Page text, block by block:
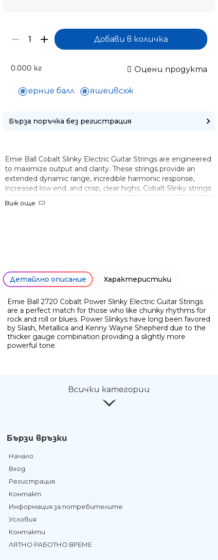
0.000 кг Оцени продукта
ерние балл яшеивсхж
Бърза поръчка без регистрация
Само
Ние ще се свържем с вас в
Ernie Ball Cobalt Slinky Electric Guitar Strings are engineered
to maximize output and clarity. These strings provide an
extended dynamic range, incredible harmonic response,
increased low end, and crisp, clear highs. Cobalt Slinky strings
produce a stronger magnetic response with pickups than
any other alloy previously available. Cobalt Slinky guitar
Виж още
Детайлно описание Характеристики
Ernie Ball 2720 Cobalt Power Slinky Electric Guitar Strings
are a perfect match for those who like chunky rhythms for
rock and roll or blues. Power Slinkys have long been favored
by Slash, Metallica and Kenny Wayne Shepherd due to the
thicker gauge combination providing a slightly more
powerful tone.
Всички категории
Бързи връзки
Начало
Вход
Регистрация
Контакт
Информация за потребителите
Условия
Контакти
ЛЯТНО РАБОТНО ВРЕМЕ